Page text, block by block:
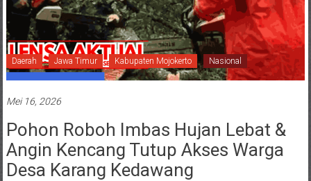
Daerah Jawa Timur Kabupaten Mojokerto Nasional
Mei 16, 2026
Pohon Roboh Imbas Hujan Lebat &
Angin Kencang Tutup Akses Warga
Desa Karang Kedawang